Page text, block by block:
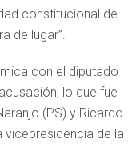
constitucional de
de lugar”.
con el diputado
lo que fue
(PS) y Ricardo
vicepresidencia de la